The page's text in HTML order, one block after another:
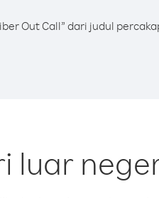
Out Call” dari judul
luar